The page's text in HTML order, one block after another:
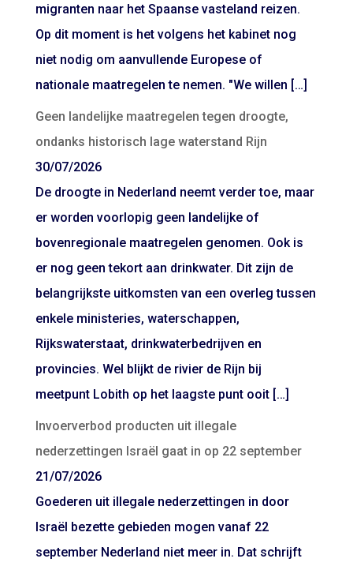
migranten naar het Spaanse vasteland reizen.
Op dit moment is het volgens het kabinet nog
niet nodig om aanvullende Europese of
nationale maatregelen te nemen. "We willen […]
Geen landelijke maatregelen tegen droogte,
ondanks historisch lage waterstand Rijn
30/07/2026
De droogte in Nederland neemt verder toe, maar
er worden voorlopig geen landelijke of
bovenregionale maatregelen genomen. Ook is
er nog geen tekort aan drinkwater. Dit zijn de
belangrijkste uitkomsten van een overleg tussen
enkele ministeries, waterschappen,
Rijkswaterstaat, drinkwaterbedrijven en
provincies. Wel blijkt de rivier de Rijn bij
meetpunt Lobith op het laagste punt ooit […]
Invoerverbod producten uit illegale
nederzettingen Israël gaat in op 22 september
21/07/2026
Goederen uit illegale nederzettingen in door
Israël bezette gebieden mogen vanaf 22
september Nederland niet meer in. Dat schrijft